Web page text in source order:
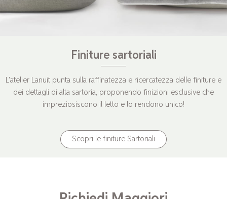
Finiture sartoriali
L'atelier Lanuit punta sulla raffinatezza e ricercatezza delle finiture e
dei dettagli di alta sartoria, proponendo finizioni esclusive che
impreziosiscono il letto e lo rendono unico!
Scopri le finiture Sartoriali